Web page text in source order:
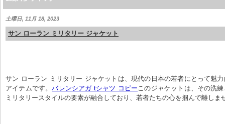
土曜日, 11月 18, 2023
サン ローラン ミリタリー ジャケット
サン ローラン ミリタリー ジャケットは、現代の日本の若者にとって魅
アイテムです。バレンシアガ tシャツ コピーこのジャケットは、その洗
ミリタリースタイルの要素が融合しており、若者たちの心を掴んで離しま